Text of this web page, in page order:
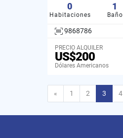
0
Habitaciones
1
Baño
9868786
PRECIO ALQUILER
US$200
Dólares Americanos
« Anterior
1 2 3 4